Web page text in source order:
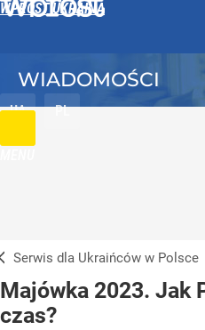
WPROST UKRAINA
UA PL
WIADOMOŚCI
Serwis dla Ukraińców w Polsce
Majówka 2023. Jak
czas?